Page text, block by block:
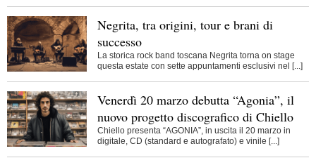
Negrita, tra origini, tour e brani di
successo
La storica rock band toscana Negrita torna on stage
questa estate con sette appuntamenti esclusivi nel [...]
Venerdì 20 marzo debutta “Agonia”, il
nuovo progetto discografico di Chiello
Chiello presenta “AGONIA”, in uscita il 20 marzo in
digitale, CD (standard e autografato) e vinile [...]